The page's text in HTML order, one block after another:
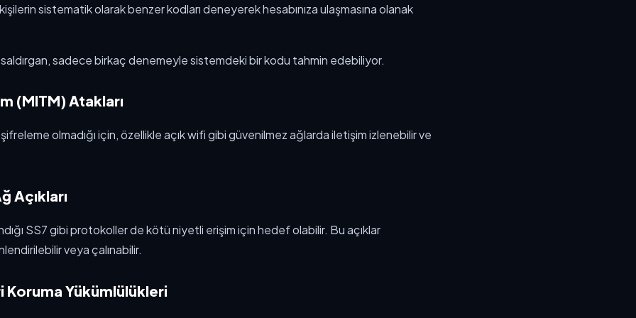
sistematik olarak benzer kodları deneyerek hesabınıza ulaşmasına olanak
sadece birkaç denemeyle sistemdeki bir kodu tahmin edebiliyor.
(MITM) Atakları
şifreleme olmadığı için, özellikle açık wifi gibi güvenilmez ağlarda iletişim izlenebilir ve
Açıkları
SS7 gibi protokoller de kötü niyetli erişim için hedef olabilir. Bu açıklar
veya çalınabilir.
Koruma Yükümlülükleri